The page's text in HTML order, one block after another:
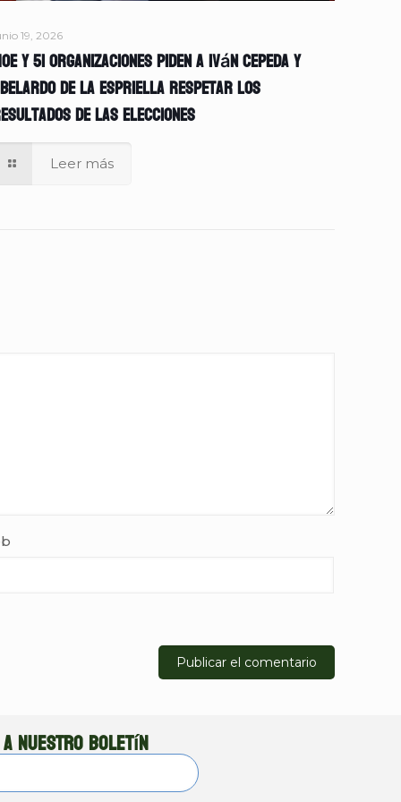
19, 2026
y 51 organizaciones piden a Iván Cepeda y
de la Espriella respetar los
de las elecciones
Leer más
nuestro boletín